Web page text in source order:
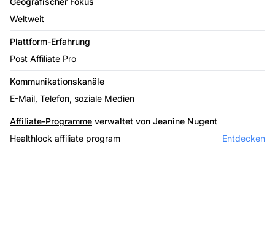
Weltweit
Plattform-Erfahrung
Post Affiliate Pro
Kommunikationskanäle
E-Mail, Telefon, soziale Medien
Affiliate-Programme verwaltet von Jeanine Nugent
Healthlock affiliate program
Entdecken